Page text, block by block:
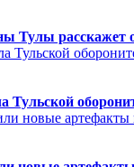
Тулы расскажет
Тульской